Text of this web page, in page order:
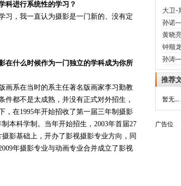
科进行系统性的学习？
，我一直认为摄影是一门新的、没有定
在什么时候作为一门独立的学科成为你所
系在当时的系主任著名版画家李习勤教
都不是太成熟，并没有正式对外招生，
，在1995年开始招收了第一届三年制摄影
本科学制。当年开始招生，2003年首届27
影基础上，开办了影视摄影专业方向，同
年摄影专业与动画专业合并成立了影视
大卫-
孙诺
黄晓
钟顺
孙涛
推荐
暂无...
广告位